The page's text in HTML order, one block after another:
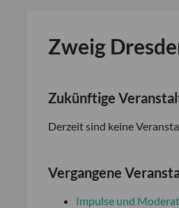
Zweig
Zukünftige
Derzeit sind keine
Vergangene
Impulse und